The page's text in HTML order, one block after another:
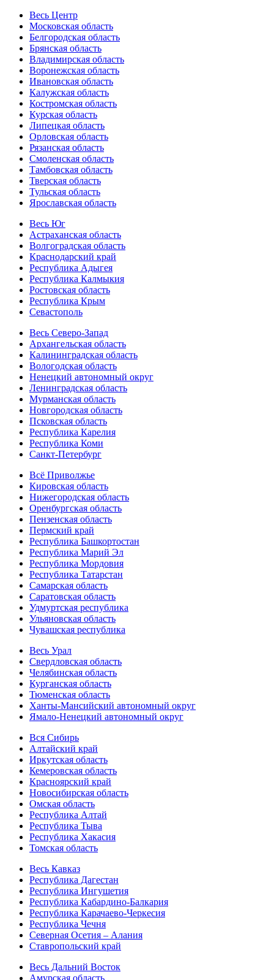
Весь Центр
Московская область
Белгородская область
Брянская область
Владимирская область
Воронежская область
Ивановская область
Калужская область
Костромская область
Курская область
Липецкая область
Орловская область
Рязанская область
Смоленская область
Тамбовская область
Тверская область
Тульская область
Ярославская область
Весь Юг
Астраханская область
Волгоградская область
Краснодарский край
Республика Адыгея
Республика Калмыкия
Ростовская область
Республика Крым
Севастополь
Весь Северо-Запад
Архангельская область
Калининградская область
Вологодская область
Ненецкий автономный округ
Ленинградская область
Мурманская область
Новгородская область
Псковская область
Республика Карелия
Республика Коми
Санкт-Петербург
Всё Приволжье
Кировская область
Нижегородская область
Оренбургская область
Пензенская область
Пермский край
Республика Башкортостан
Республика Марий Эл
Республика Мордовия
Республика Татарстан
Самарская область
Саратовская область
Удмуртская республика
Ульяновская область
Чувашская республика
Весь Урал
Свердловская область
Челябинская область
Курганская область
Тюменская область
Ханты-Мансийский автономный округ
Ямало-Ненецкий автономный округ
Вся Сибирь
Алтайский край
Иркутская область
Кемеровская область
Красноярский край
Новосибирская область
Омская область
Республика Алтай
Республика Тыва
Республика Хакасия
Томская область
Весь Кавказ
Республика Дагестан
Республика Ингушетия
Республика Кабардино-Балкария
Республика Карачаево-Черкесия
Республика Чечня
Северная Осетия – Алания
Ставропольский край
Весь Дальний Восток
Амурская область